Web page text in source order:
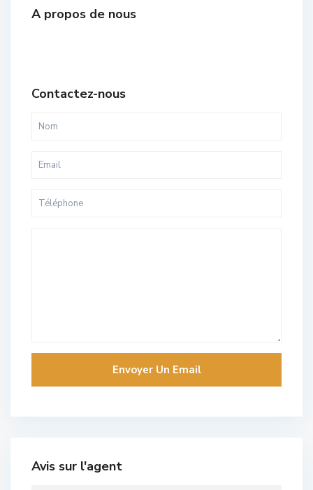
A propos de nous
Contactez-nous
Avis sur l'agent